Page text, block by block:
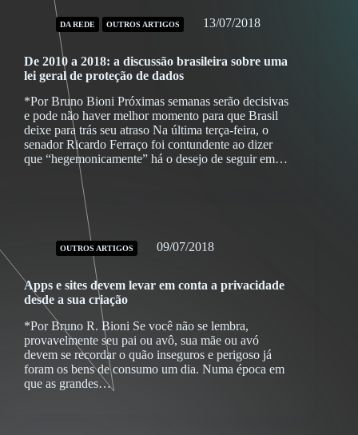
DA REDE OUTROS ARTIGOS 13/07/2018
De 2010 a 2018: a discussão brasileira sobre uma
lei geral de proteção de dados
*Por Bruno Bioni Próximas semanas serão decisivas
e pode não haver melhor momento para que Brasil
deixe para trás seu atraso Na última terça-feira, o
senador Ricardo Ferraço foi contundente ao dizer
que “hegemonicamente” há o desejo de seguir em…
OUTROS ARTIGOS 09/07/2018
Apps e sites devem levar em conta a privacidade
desde a sua criação
*Por Bruno R. Bioni Se você não se lembra,
provavelmente seu pai ou avô, sua mãe ou avó
devem se recordar o quão inseguros e perigoso já
foram os bens de consumo um dia. Numa época em
que as grandes…